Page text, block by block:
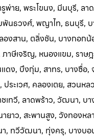
พ่าย, พระโขนง, มีนบุรี, ลา
พันธวงศ์, พญาไท, ธนบุรี,
องสาน, ตลิ่งชัน, บางกอกน้
ภาษีเจริญ, หนองแขม, ราษ
ดง, บึงกุ่ม, สาทร, บางซื่อ,
ประเวศ, คลองเตย, สวนห
ชเทวี, ลาดพร้าว, วัฒนา, บ
ายาว, สะพานสูง, วังทองห
า, ทวีวัฒนา, ทุ่งครุ, บางบอ